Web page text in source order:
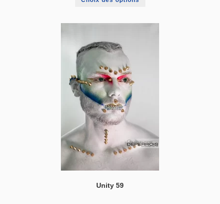
Unity 59